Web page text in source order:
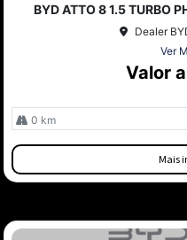
lhe
BYD ATTO 8 1.5 TURBO
Dealer
Ver
Valor
0 km
Mais